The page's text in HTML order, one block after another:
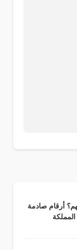
أرقام صادمة